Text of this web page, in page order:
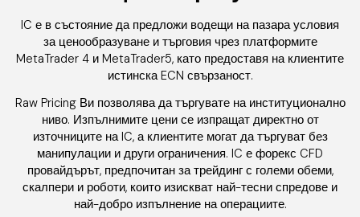
IC е в състояние да предложи водещи на пазара условия
за ценообразуване и търговия чрез платформите
MetaTrader 4 и MetaTrader5, като предоставя на клиентите
истинска ECN свързаност.
Raw PricingВи позволява да търгувате на институционално
ниво. Изпълнимите цени се изпращат директно от
източниците на IC, а клиентите могат да търгуват без
манипулации и други ограничения. IC е форекс CFD
провайдърът, предпочитан за трейдинг с големи обеми,
скалпери и роботи, които изискват най-тесни спредове и
най-добро изпълнение на операциите.